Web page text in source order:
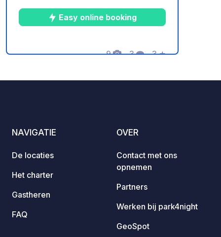
plek, ideaal om een nacht in volledige
veiligheid door te brengen.
barbecues. Bedankt voor de zorg voor
voor de eigenaar. - Paypal:
hosted_button_id=YDRE9ZM5EXQR6 -
https://geospot.app/en
Easy online booking
9 3 3 ★
NAVIGATIE
De locaties
Het charter
Gastheren
FAQ
OVER
Contact met ons
opnemen
Partners
Werken bij park4night
GeoSpot